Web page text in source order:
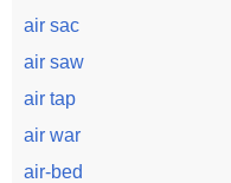
air sac
air saw
air tap
air war
air-bed